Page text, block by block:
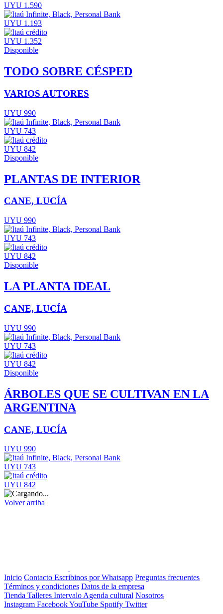
UYU 1.590
UYU 1.193
UYU 1.352
Disponible
TODO SOBRE CÉSPED
VARIOS AUTORES
UYU 990
UYU 743
UYU 842
Disponible
PLANTAS DE INTERIOR
CANE, LUCÍA
UYU 990
UYU 743
UYU 842
Disponible
LA PLANTA IDEAL
CANE, LUCÍA
UYU 990
UYU 743
UYU 842
Disponible
ÁRBOLES QUE SE CULTIVAN EN LA
ARGENTINA
CANE, LUCÍA
UYU 990
UYU 743
UYU 842
Volver arriba
Inicio Contacto Escribinos por Whatsapp Preguntas frecuentes
Términos y condiciones Datos de la empresa
Tienda Talleres Intervalo Agenda cultural Nosotros
Instagram FacebookYouTube Spotify Twitter